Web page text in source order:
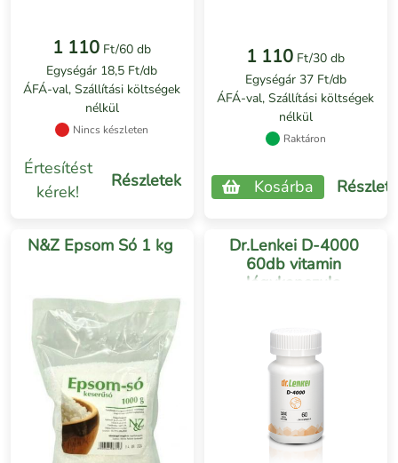
1 110 Ft/60 db
Egységár 18,5 Ft/db
ÁFÁ-val, Szállítási költségek
nélkül
Nincs készleten
Értesítést
kérek!
Részletek
1 110 Ft/30 db
Egységár 37 Ft/db
ÁFÁ-val, Szállítási költségek
nélkül
Raktáron
Kosárba
N&Z Epsom Só 1 kg
Dr.Lenkei D-4000
60db vitamin
lágykapszula